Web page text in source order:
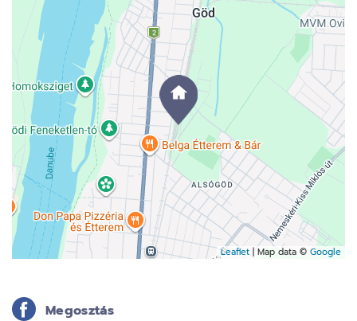
Leaflet | Map data © Google
Megosztás